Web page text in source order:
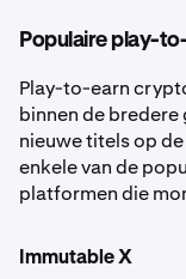
Populaire play-
Play-to-earn
binnen de
nieuwe titels op
enkele van de
platformen die
Immutable X